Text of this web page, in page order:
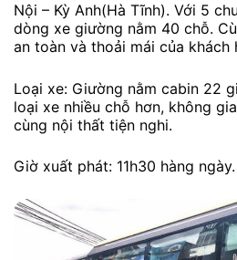
Nội – Kỳ Anh(Hà Tĩnh). Với 5
dòng xe giường nằm 40 chỗ.
an toàn và thoải mái của khách
Loại xe: Giường nằm cabin 22
loại xe nhiều chỗ hơn, không
cùng nội thất tiện nghi.
Giờ xuất phát: 11h30 hàng ngày.